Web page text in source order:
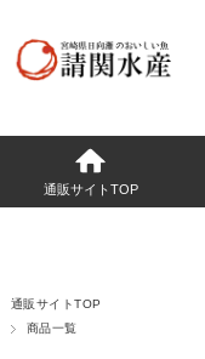
通販サイトTOP
通販サイトTOP
商品一覧